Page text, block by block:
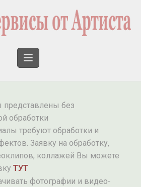
представлены без
обработки
требуют обработки и
Заявку на обработку,
коллажей Вы можете
ТУТ
фотографии и видео-